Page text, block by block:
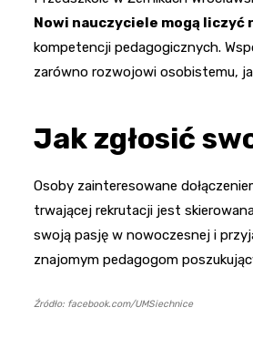
Nowi nauczyciele mogą liczyć
kompetencji pedagogicznych.
zarówno rozwojowi osobistemu,
Jak zgłosić
Osoby zainteresowane
trwającej rekrutacji jest
swoją pasję w nowoczesnej i
znajomym pedagogom
Źródło: facebook.com/UMSiechnice